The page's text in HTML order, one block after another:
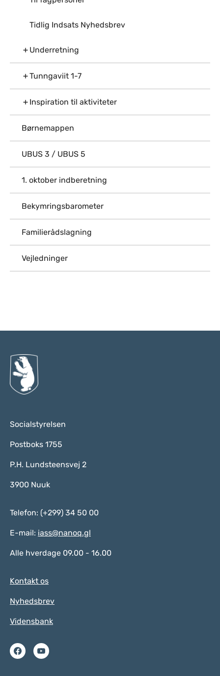
Tidlig Indsats Nyhedsbrev
Underretning
Tunngaviit 1-7
Inspiration til aktiviteter
Børnemappen
UBUS 3 / UBUS 5
1. oktober indberetning
Bekymringsbarometer
Familierådslagning
Vejledninger
Socialstyrelsen
Postboks 1755
P.H. Lundsteensvej 2
3900 Nuuk
Telefon: (+299) 34 50 00
E-mail: iass@nanoq.gl
Alle hverdage 09.00 - 16.00
Kontakt os
Nyhedsbrev
Vidensbank